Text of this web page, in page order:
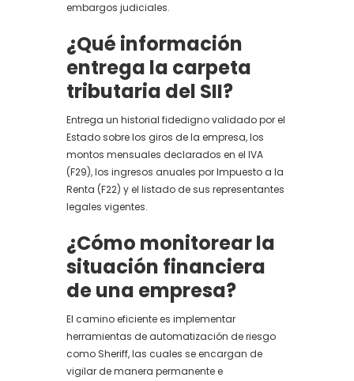
embargos judiciales.
¿Qué información
entrega la carpeta
tributaria del SII?
Entrega un historial fidedigno validado por el
Estado sobre los giros de la empresa, los
montos mensuales declarados en el IVA
(F29), los ingresos anuales por Impuesto a la
Renta (F22) y el listado de sus representantes
legales vigentes.
¿Cómo monitorear la
situación financiera
de una empresa?
El camino eficiente es implementar
herramientas de automatización de riesgo
como Sheriff, las cuales se encargan de
vigilar de manera permanente e